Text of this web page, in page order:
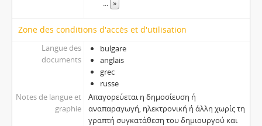
... »
Zone des conditions d'accès et d'utilisation
Langue des
documents
bulgare
anglais
grec
russe
Notes de langue et
graphie
Απαγορεύεται η δημοσίευση ή
αναπαραγωγή, ηλεκτρονική ή άλλη χωρίς τη
γραπτή συγκατάθεση του δημιουργού και